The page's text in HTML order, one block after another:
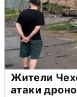
Жители
атаки